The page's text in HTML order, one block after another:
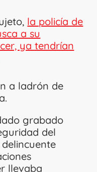
la policía de
a su
ya tendrían
a ladrón de
grabado
del
llevaba